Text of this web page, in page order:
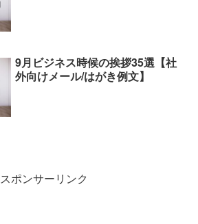
9月ビジネス時候の挨拶35選【社
外向けメール/はがき例文】
スポンサーリンク